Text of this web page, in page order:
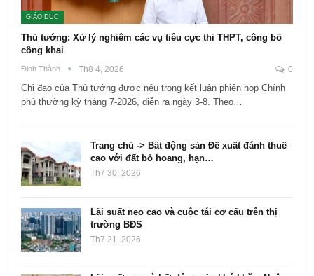
GIÁO DỤC
Thủ tướng: Xử lý nghiêm các vụ tiêu cực thi THPT, công bố
công khai
Đinh Thành Th8 4, 2026 0
Chỉ đạo của Thủ tướng được nêu trong kết luận phiên họp Chính
phủ thường kỳ tháng 7-2026, diễn ra ngày 3-8. Theo…
Trang chủ -> Bất động sản Đề xuất đánh thuế
cao với đất bỏ hoang, hạn…
Th7 30, 2026
Lãi suất neo cao và cuộc tái cơ cấu trên thị
trường BĐS
Th7 21, 2026